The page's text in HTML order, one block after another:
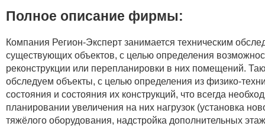
Полное описание фирмы:
Компания Регион-Эксперт занимается техническим
существующих объектов, с целью определения
реконструкции или перепланировки в них помещений.
обследуем объекты, с целью определения из физико-
состояния и состояния их конструкций, что всегда
планировании увеличения на них нагрузок (установка
тяжёлого оборудования, надстройка дополнительных